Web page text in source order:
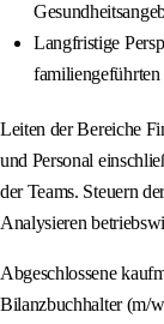
Langfristige
Leiten der Bereiche
und Personal
der Teams. Steuern
Analysieren
Abgeschlossene
Bilanzbuchhalter (m/